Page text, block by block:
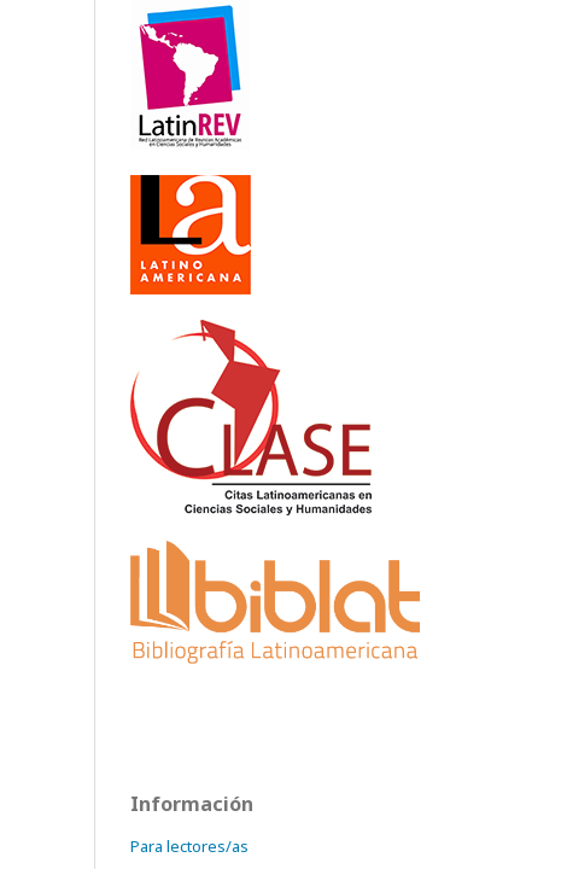
Información
Para lectores/as